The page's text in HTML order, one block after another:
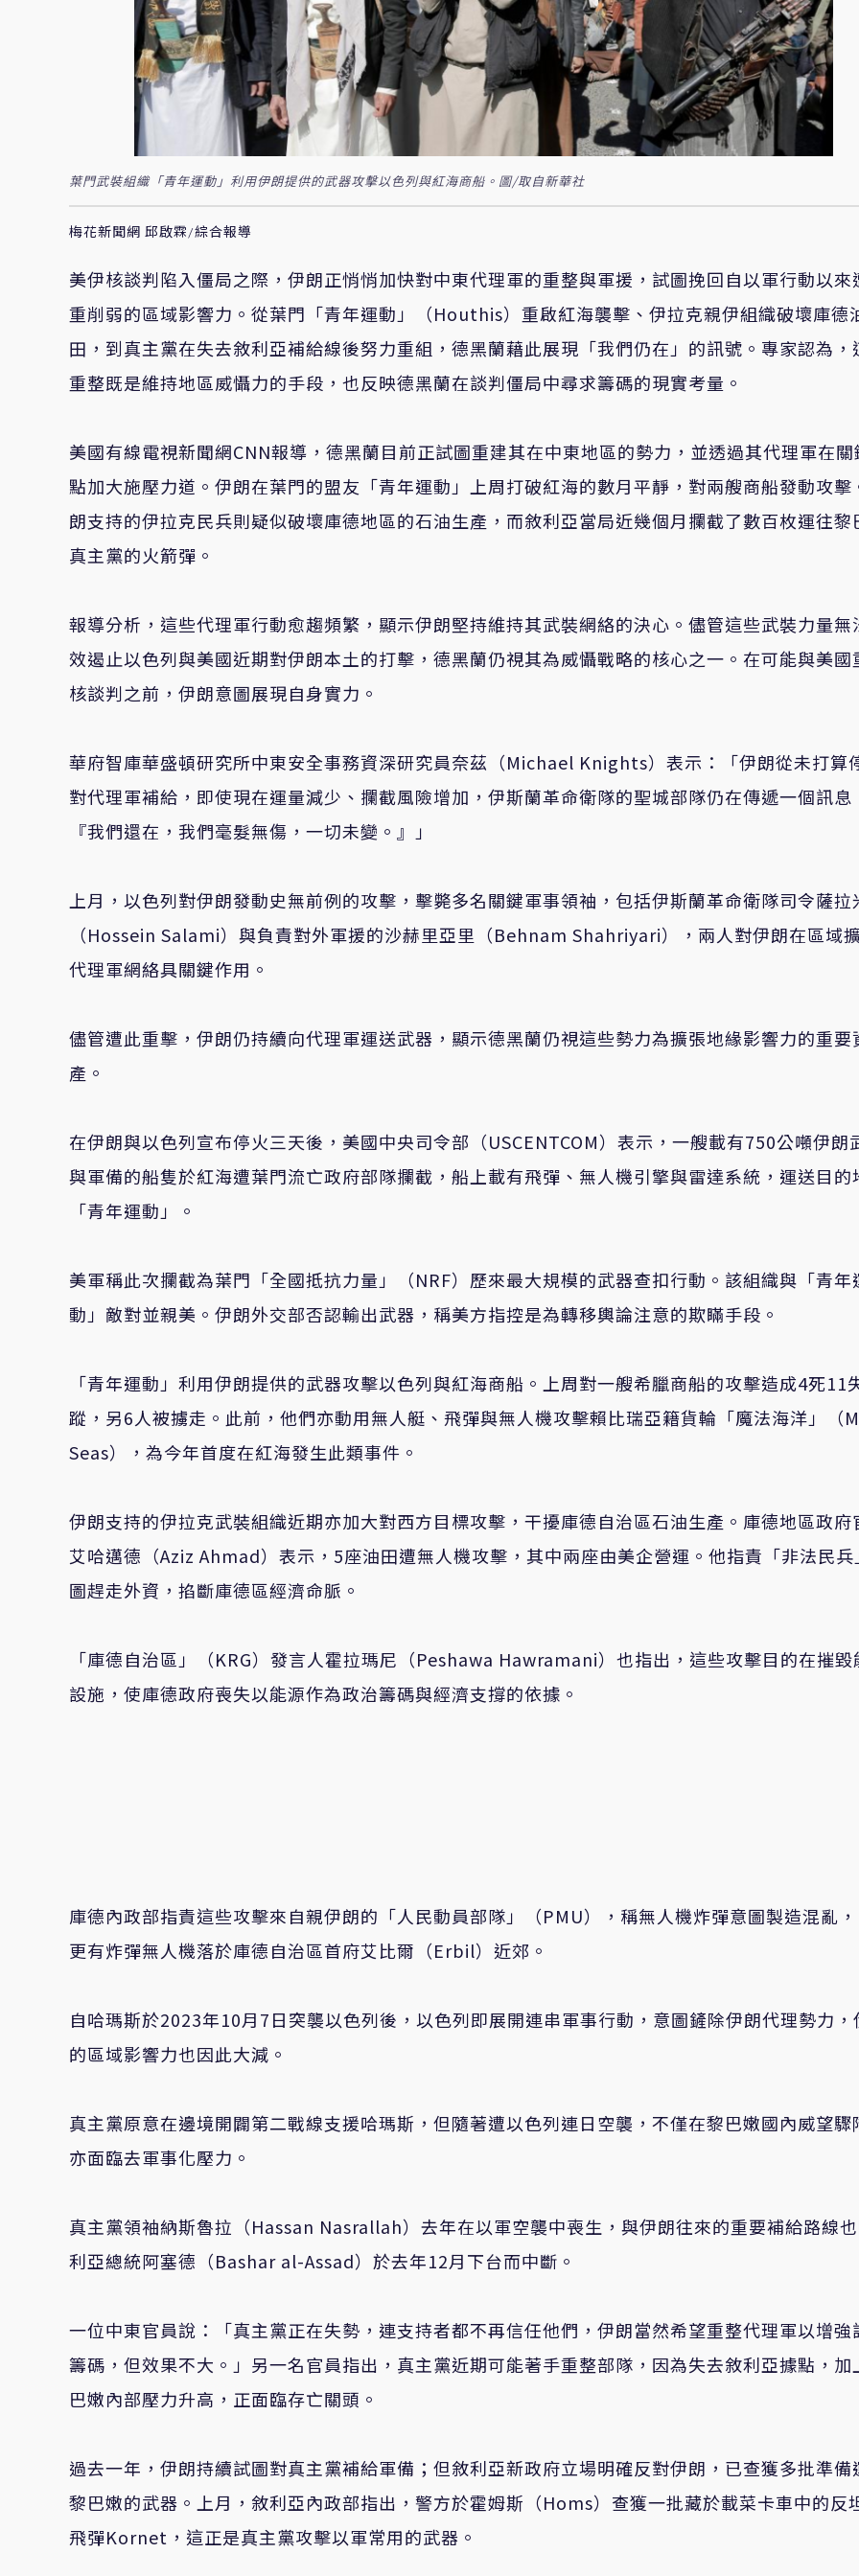
葉門武裝組織「青年運動」利用伊朗提供的武器攻擊以色列與紅海商船。圖/取自新華社
梅花新聞網 邱啟霖/綜合報導
美伊核談判陷入僵局之際，伊朗正悄悄加快對中東代理軍的重整與軍援，試圖挽回自以軍行動以來
重削弱的區域影響力。從葉門「青年運動」（Houthis）重啟紅海襲擊、伊拉克親伊組織破壞庫德
田，到真主黨在失去敘利亞補給線後努力重組，德黑蘭藉此展現「我們仍在」的訊號。專家認為，
重整既是維持地區威懾力的手段，也反映德黑蘭在談判僵局中尋求籌碼的現實考量。
美國有線電視新聞網CNN報導，德黑蘭目前正試圖重建其在中東地區的勢力，並透過其代理軍在關
點加大施壓力道。伊朗在葉門的盟友「青年運動」上周打破紅海的數月平靜，對兩艘商船發動攻擊
朗支持的伊拉克民兵則疑似破壞庫德地區的石油生產，而敘利亞當局近幾個月攔截了數百枚運往黎
真主黨的火箭彈。
報導分析，這些代理軍行動愈趨頻繁，顯示伊朗堅持維持其武裝網絡的決心。儘管這些武裝力量無
效遏止以色列與美國近期對伊朗本土的打擊，德黑蘭仍視其為威懾戰略的核心之一。在可能與美國
核談判之前，伊朗意圖展現自身實力。
華府智庫華盛頓研究所中東安全事務資深研究員奈茲（Michael Knights）表示：「伊朗從未打算
對代理軍補給，即使現在運量減少、攔截風險增加，伊斯蘭革命衛隊的聖城部隊仍在傳遞一個訊息
『我們還在，我們毫髮無傷，一切未變。』」
上月，以色列對伊朗發動史無前例的攻擊，擊斃多名關鍵軍事領袖，包括伊斯蘭革命衛隊司令薩拉
（Hossein Salami）與負責對外軍援的沙赫里亞里（Behnam Shahriyari），兩人對伊朗在區域
代理軍網絡具關鍵作用。
儘管遭此重擊，伊朗仍持續向代理軍運送武器，顯示德黑蘭仍視這些勢力為擴張地緣影響力的重要
產。
在伊朗與以色列宣布停火三天後，美國中央司令部（USCENTCOM）表示，一艘載有750公噸伊朗
與軍備的船隻於紅海遭葉門流亡政府部隊攔截，船上載有飛彈、無人機引擎與雷達系統，運送目的
「青年運動」。
美軍稱此次攔截為葉門「全國抵抗力量」（NRF）歷來最大規模的武器查扣行動。該組織與「青年
動」敵對並親美。伊朗外交部否認輸出武器，稱美方指控是為轉移輿論注意的欺瞞手段。
「青年運動」利用伊朗提供的武器攻擊以色列與紅海商船。上周對一艘希臘商船的攻擊造成4死11
蹤，另6人被擄走。此前，他們亦動用無人艇、飛彈與無人機攻擊賴比瑞亞籍貨輪「魔法海洋」（
Seas），為今年首度在紅海發生此類事件。
伊朗支持的伊拉克武裝組織近期亦加大對西方目標攻擊，干擾庫德自治區石油生產。庫德地區政府
艾哈邁德（Aziz Ahmad）表示，5座油田遭無人機攻擊，其中兩座由美企營運。他指責「非法民兵
圖趕走外資，掐斷庫德區經濟命脈。
「庫德自治區」（KRG）發言人霍拉瑪尼（Peshawa Hawramani）也指出，這些攻擊目的在摧毀
設施，使庫德政府喪失以能源作為政治籌碼與經濟支撐的依據。
庫德內政部指責這些攻擊來自親伊朗的「人民動員部隊」（PMU），稱無人機炸彈意圖製造混亂
更有炸彈無人機落於庫德自治區首府艾比爾（Erbil）近郊。
自哈瑪斯於2023年10月7日突襲以色列後，以色列即展開連串軍事行動，意圖鏟除伊朗代理勢力，
的區域影響力也因此大減。
真主黨原意在邊境開闢第二戰線支援哈瑪斯，但隨著遭以色列連日空襲，不僅在黎巴嫩國內威望驟
亦面臨去軍事化壓力。
真主黨領袖納斯魯拉（Hassan Nasrallah）去年在以軍空襲中喪生，與伊朗往來的重要補給路線
利亞總統阿塞德（Bashar al-Assad）於去年12月下台而中斷。
一位中東官員說：「真主黨正在失勢，連支持者都不再信任他們，伊朗當然希望重整代理軍以增強
籌碼，但效果不大。」另一名官員指出，真主黨近期可能著手重整部隊，因為失去敘利亞據點，加
巴嫩內部壓力升高，正面臨存亡關頭。
過去一年，伊朗持續試圖對真主黨補給軍備；但敘利亞新政府立場明確反對伊朗，已查獲多批準備
黎巴嫩的武器。上月，敘利亞內政部指出，警方於霍姆斯（Homs）查獲一批藏於載菜卡車中的反
飛彈Kornet，這正是真主黨攻擊以軍常用的武器。